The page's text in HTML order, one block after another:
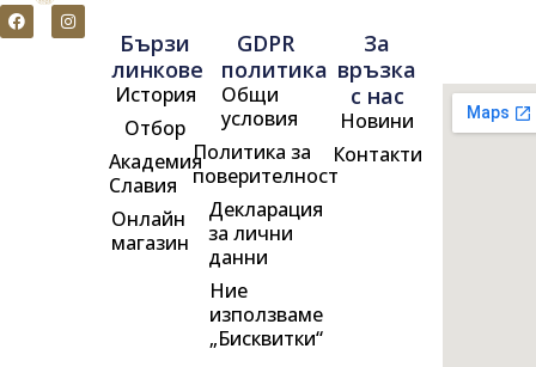
F
a
c
I
n
s
Бързи
линкове
История
Отбор
Академия
Славия
Онлайн
магазин
GDPR
политика
Общи
условия
Политика за
поверителност
Декларация
за лични
данни
Ние
използваме
„Бисквитки“
За
връзка
с нас
Новини
Контакти